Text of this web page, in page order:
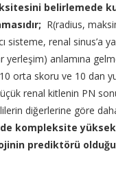
belirlemede
R(radius,
sisteme, renal sinus’a
yerleşim) anlamına
orta skoru ve 10 dan
renal kitlenin PN
diğerlerine göre
kompleksite
prediktörü